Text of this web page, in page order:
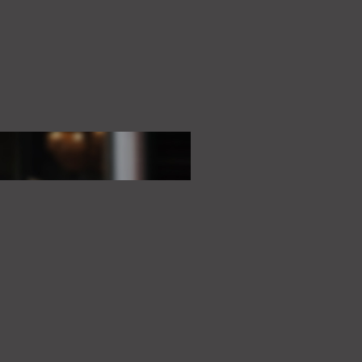
age clauses apply
office and we will gladly